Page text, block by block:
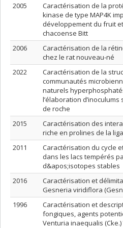
2005
Caractérisation de la
kinase de type MAP4K
développement du fruit
chacoense Bitt
2006
Caractérisation de la
chez le rat nouveau-né
2022
Caractérisation de la
communautés
naturels
l’élaboration
de roche
2015
Caractérisation des
riche en prolines de la
2011
Caractérisation du cycle
dans les lacs tempérés
d&apos;isotopes stables
2016
Caractérisation et
Gesneria viridiflora
1996
Caractérisation et
fongiques, agents
Venturia inaequalis (Cke.)